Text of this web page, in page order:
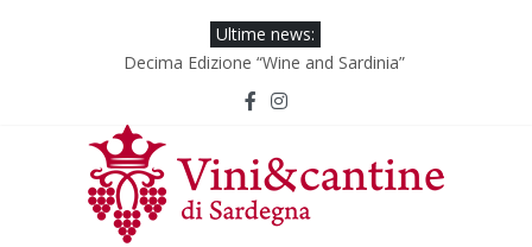
Ultime news:
Decima Edizione “Wine and Sardinia”
Wine & Sardinia – Vini Vincitori 2024
Nona Edizione “Wine and Sardinia”
Wine & Sardinia – Vini Vincitori 2025